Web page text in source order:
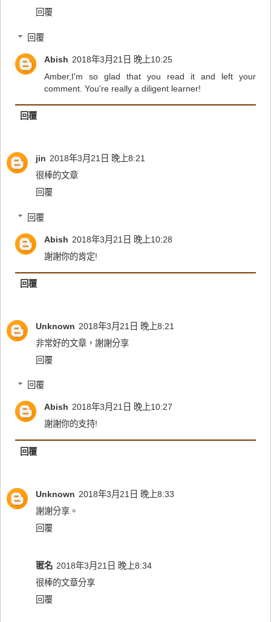
回覆
回覆
Abish 2018年3月21日 晚上10:25
Amber,I'm so glad that you read it and left your
comment. You're really a diligent learner!
回覆
jin 2018年3月21日 晚上8:21
很棒的文章
回覆
回覆
Abish 2018年3月21日 晚上10:28
謝謝你的肯定!
回覆
Unknown 2018年3月21日 晚上8:21
非常好的文章，謝謝分享
回覆
回覆
Abish 2018年3月21日 晚上10:27
謝謝你的支持!
回覆
Unknown 2018年3月21日 晚上8:33
謝謝分享。
回覆
匿名 2018年3月21日 晚上8:34
很棒的文章分享
回覆